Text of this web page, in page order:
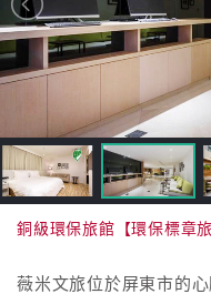
房
直
跟
飯
店
訂
HOT
銅級環保旅館【環保標章旅
薇米文旅位於屏東市的